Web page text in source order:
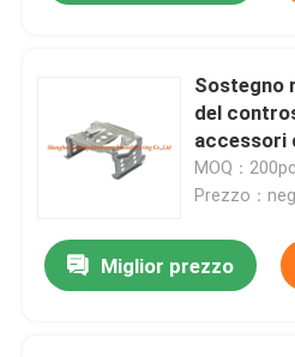
Sostegno
del
accessori
del muro a
MOQ：
Prezzo：
Miglior prezzo